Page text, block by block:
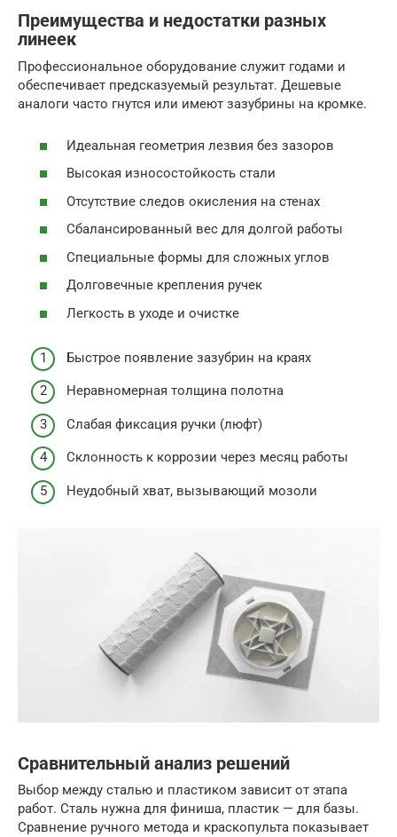
Преимущества и недостатки разных
линеек
Профессиональное оборудование служит годами и
обеспечивает предсказуемый результат. Дешевые
аналоги часто гнутся или имеют зазубрины на кромке.
Идеальная геометрия лезвия без зазоров
Высокая износостойкость стали
Отсутствие следов окисления на стенах
Сбалансированный вес для долгой работы
Специальные формы для сложных углов
Долговечные крепления ручек
Легкость в уходе и очистке
Быстрое появление зазубрин на краях
Неравномерная толщина полотна
Слабая фиксация ручки (люфт)
Склонность к коррозии через месяц работы
Неудобный хват, вызывающий мозоли
Сравнительный анализ решений
Выбор между сталью и пластиком зависит от этапа
работ. Сталь нужна для финиша, пластик — для базы.
Сравнение ручного метода и краскопульта показывает